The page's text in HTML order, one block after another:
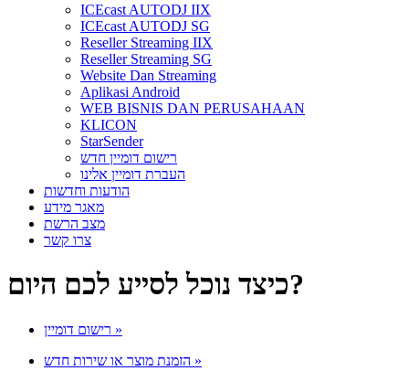
ICEcast AUTODJ IIX
ICEcast AUTODJ SG
Reseller Streaming IIX
Reseller Streaming SG
Website Dan Streaming
Aplikasi Android
WEB BISNIS DAN PERUSAHAAN
KLICON
StarSender
רישום דומיין חדש
העברת דומיין אלינו
הודעות וחדשות
מאגר מידע
מצב הרשת
צרו קשר
כיצד נוכל לסייע לכם היום?
»
»